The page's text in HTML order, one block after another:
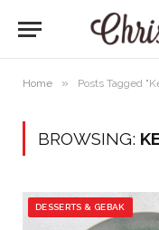
Home » Posts Tagged
BROWSING:
DESSERTS & GEBAK